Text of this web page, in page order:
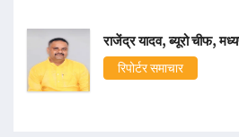
राजेंद्र यादव, ब्यूरो चीफ,
रिपोर्टर समाचार